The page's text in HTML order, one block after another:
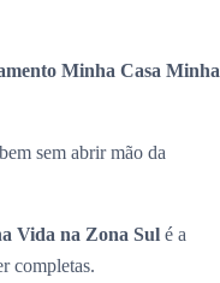
Minha Casa Minha
sem abrir mão da
Vida na Zona Sul é a
completas.